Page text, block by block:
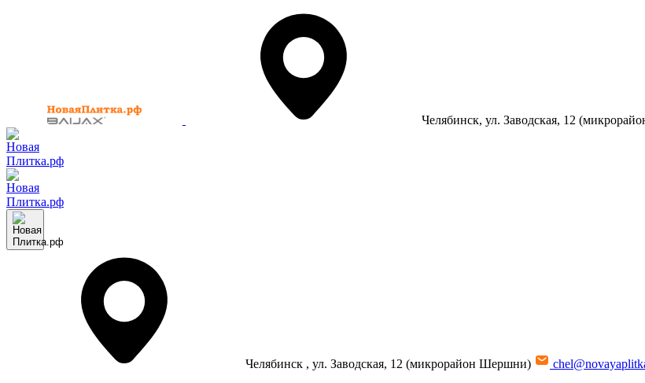
Челябинск, ул. Заводская, 12
Челябинск , ул. Заводская, 12 (микрорайон Шершни)